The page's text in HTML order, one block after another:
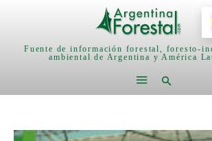
Fuente de información forestal, foresto-
ambiental de Argentina y América